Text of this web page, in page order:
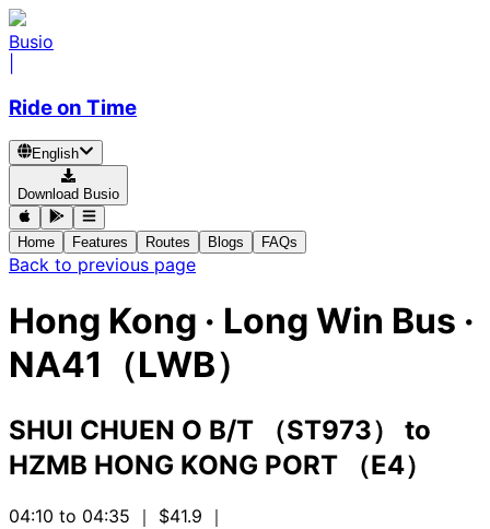
Busio
Ride on Time
English
Download Busio
Home Features Routes Blogs FAQs
Back to previous page
Hong Kong · Long Win Bus ·
NA41（LWB）
SHUI CHUEN O B/T （ST973）
to
HZMB HONG KONG PORT （E4）
04:10 to 04:35 ｜ $41.9 ｜